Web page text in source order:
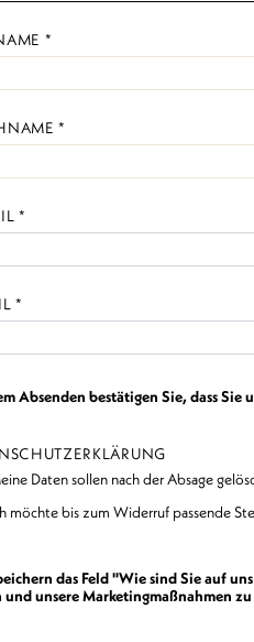
*
*
*
*
Absenden bestätigen Sie, dass Sie
Daten sollen nach der Absage
möchte bis zum Widerruf passende
das Feld "Wie sind Sie auf
und unsere Marketingmaßnahmen